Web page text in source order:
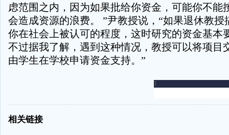
虑范围之内，因为如果批给你资金，可能你不能
会造成资源的浪费。 ”尹教授说，“如果退休教授
你在社会上被认可的程度，这时研究的资金基本
不过据我了解，遇到这种情况，教授可以将项目
由学生在学校申请资金支持。”
-
相关链接